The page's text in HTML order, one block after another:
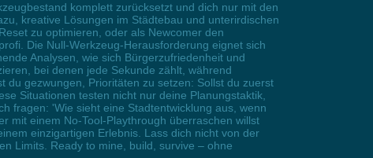
komplett zurücksetzt und dich nur mit den
kreative Lösungen im Städtebau und unterirdischen
zu optimieren, oder als Newcomer den
Die Null-Werkzeug-Herausforderung eignet sich
Analysen, wie sich Bürgerzufriedenheit und
bei denen jede Sekunde zählt, während
du gezwungen, Prioritäten zu setzen: Sollst du zuerst
Situationen testen nicht nur deine Planungstaktik,
fragen: 'Wie sieht eine Stadtentwicklung aus, wenn
mit einem No-Tool-Playthrough überraschen willst
einzigartigen Erlebnis. Lass dich nicht von der
Limits. Ready to mine, build, survive – ohne